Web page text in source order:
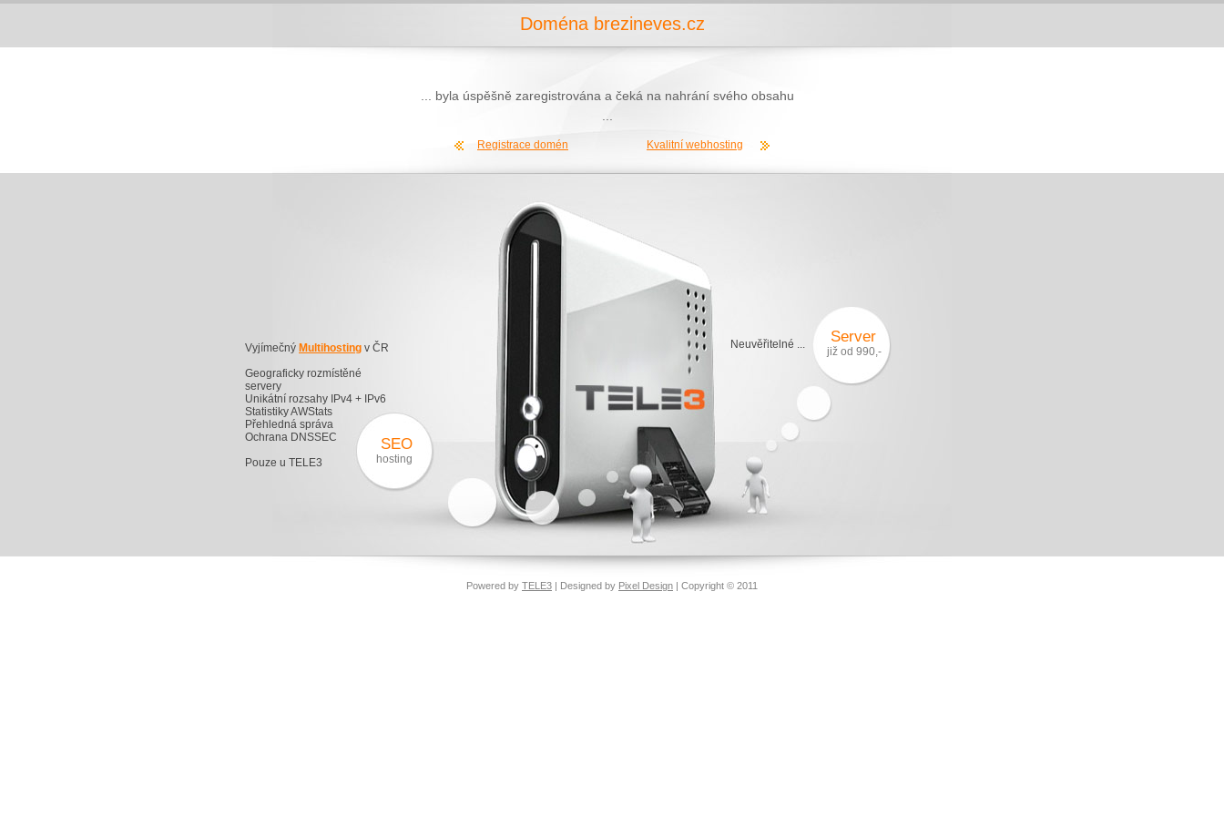
Doména brezineves.cz
... byla úspěšně zaregistrována a čeká na nahrání svého obsahu
Registrace domén Kvalitní webhosting
Vyjímečný Multihosting v ČR
Geograficky rozmístěné
servery
Unikátní rozsahy IPv4 + IPv6
Statistiky AWStats
Přehledná správa
Ochrana DNSSEC
Pouze u TELE3
SEO
hosting
Neuvěřitelné ... Server
již od 990,-
Powered by TELE3 | Designed by Pixel Design | Copyright © 2011